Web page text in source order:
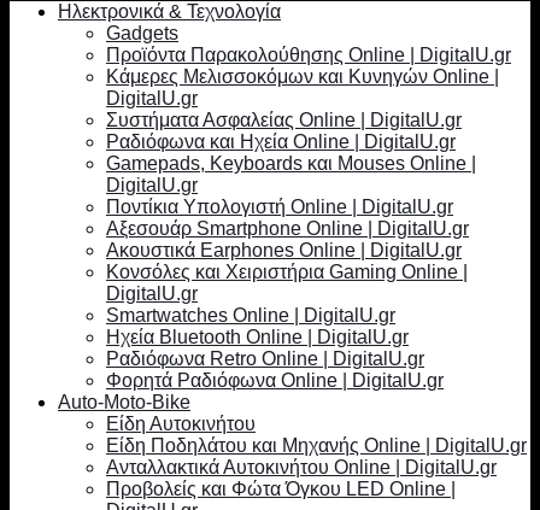
Ηλεκτρονικά & Τεχνολογία
Gadgets
Προϊόντα Παρακολούθησης Online | DigitalU.gr
Κάμερες Μελισσοκόμων και Κυνηγών Online |
DigitalU.gr
Συστήματα Ασφαλείας Online | DigitalU.gr
Ραδιόφωνα και Ηχεία Online | DigitalU.gr
Gamepads, Keyboards και Mouses Online |
DigitalU.gr
Ποντίκια Υπολογιστή Online | DigitalU.gr
Αξεσουάρ Smartphone Online | DigitalU.gr
Ακουστικά Earphones Online | DigitalU.gr
Κονσόλες και Χειριστήρια Gaming Online |
DigitalU.gr
Smartwatches Online | DigitalU.gr
Ηχεία Bluetooth Online | DigitalU.gr
Ραδιόφωνα Retro Online | DigitalU.gr
Φορητά Ραδιόφωνα Online | DigitalU.gr
Auto-Moto-Bike
Είδη Αυτοκινήτου
Είδη Ποδηλάτου και Μηχανής Online | DigitalU.gr
Ανταλλακτικά Αυτοκινήτου Online | DigitalU.gr
Προβολείς και Φώτα Όγκου LED Online |